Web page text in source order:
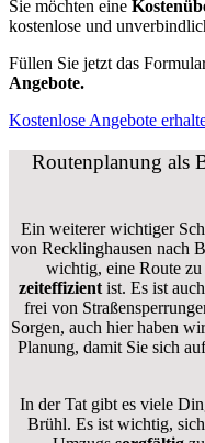
Sie möchten eine
kostenlose und
Füllen Sie jetzt das
Angebote.
Kostenlose Angebote
Routenplanung als
Ein weiterer wichtiger
von Recklinghausen nach
wichtig, eine Route
zeiteffizientist. Es ist
frei von
Sorgen, auch hier haben
Planung, damit Sie sich
In der Tat gibt es viele
Brühl. Es ist wichtig,